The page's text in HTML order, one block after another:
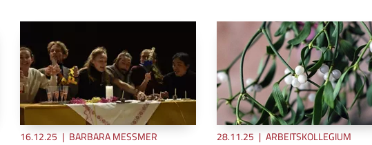
16.12.25 | BARBARA MESSMER 28.11.25 | ARBEITSKOLLEGIUM